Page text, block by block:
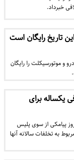
تاریخ رایگان است
و موتورسیکلت را رایگان
یکساله برای
پیامکی از سوی پلیس
به تخلفات سالانه آنها